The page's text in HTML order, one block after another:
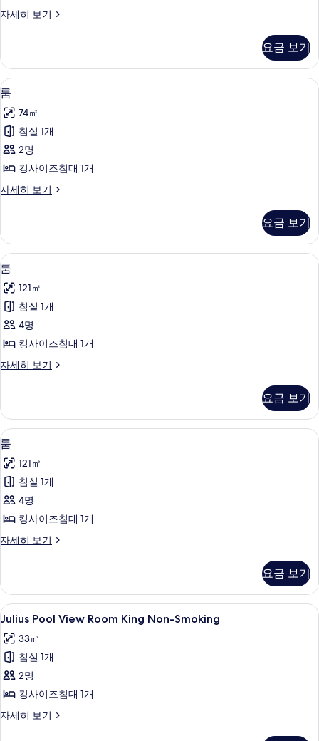
기
자세히 보기
룸
보
기
요금 보기
룸
사
진
모
두
기
룸 | 필로우탑 침대, 객실 내 금고, 책상,
룸
74㎡
침실 1개
2명
킹사이즈침대 1개
자세히 보기
룸
보
기
요금 보기
룸
사
진
모
두
기
필로우탑 침대, 객실 내 금고, 책상, 암
룸
121㎡
침실 1개
4명
킹사이즈침대 1개
자세히 보기
룸
보
기
요금 보기
룸
사
진
모
두
기
필로우탑 침대, 객실 내 금고, 책상, 암
룸
121㎡
침실 1개
4명
킹사이즈침대 1개
자세히 보기
룸
보
기
요금 보기
Julius
Pool
View
Room
King
Non-
Smoking
필로우탑 침대, 객실 내 금고, 책상, 암
4
Julius Pool View Room King Non-Smoking
33㎡
침실 1개
2명
킹사이즈침대 1개
자세히 보기
Julius